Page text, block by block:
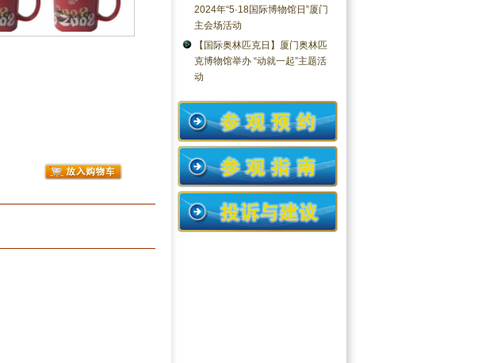
2024年“5·18国际博物馆日”厦门
主会场活动
【国际奥林匹克日】厦门奥林匹
克博物馆举办 “动就一起”主题活
动